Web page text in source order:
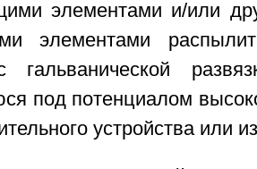
элементами и/или
элементами
гальванической
под потенциалом
устройства или